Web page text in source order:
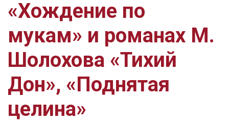
«Хождение по
мукам» и романах М.
Шолохова «Тихий
Дон», «Поднятая
целина»